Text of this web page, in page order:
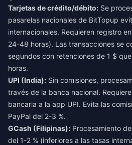
Tarjetas de crédito/débito: Se
pasarelas nacionales de BitTopup
internacionales. Requieren registro
24-48 horas). Las transacciones se
segundos con retenciones de 1 $
horas.
UPI (India): Sin comisiones,
través de la banca nacional.
bancaria a la app UPI. Evita las
PayPal del 2-3 %.
GCash (Filipinas): Procesamiento
del 1-2 % (inferiores a las tasas